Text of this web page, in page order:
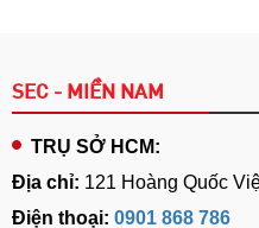
SEC - MIỀN NAM
TRỤ SỞ HCM:
Địa chỉ: 121 Hoàng Quốc
Điện thoại: 0901 868 786